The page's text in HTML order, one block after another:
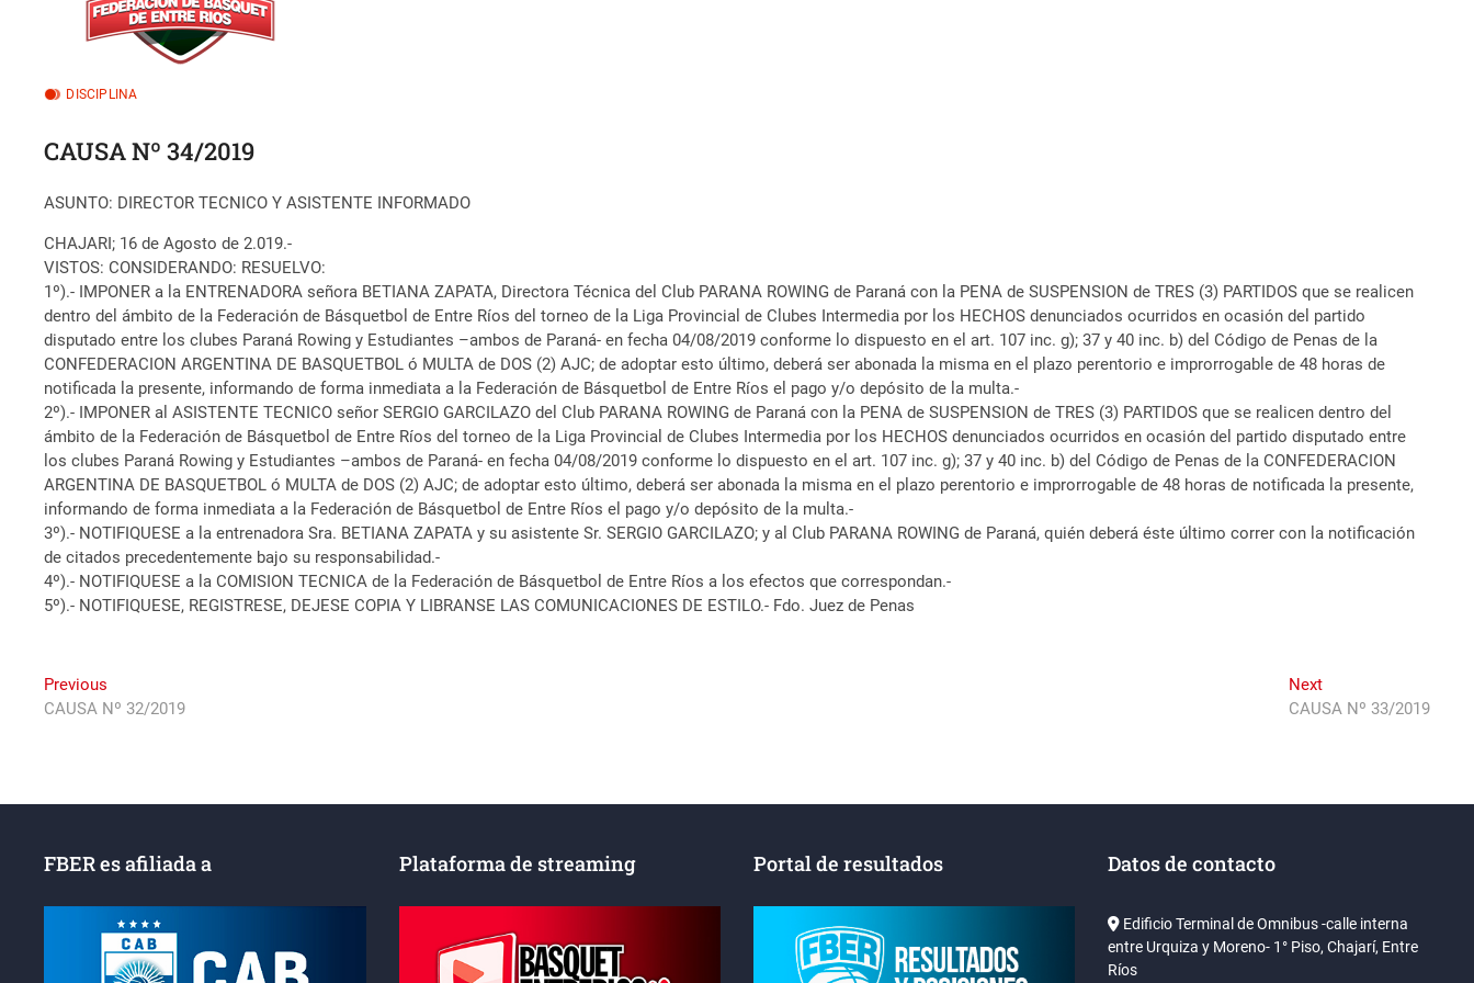
DISCIPLINA
CAUSA Nº 34/2019
ASUNTO: DIRECTOR TECNICO Y ASISTENTE INFORMADO
CHAJARI; 16 de Agosto de 2.019.-
VISTOS: CONSIDERANDO: RESUELVO:
1º).- IMPONER a la ENTRENADORA señora BETIANA ZAPATA, Directora Técnica del Club PARANA ROWING de Paraná con la PENA de SUSPENSION de TRES (3) PARTIDOS que se realicen
dentro del ámbito de la Federación de Básquetbol de Entre Ríos del torneo de la Liga Provincial de Clubes Intermedia por los HECHOS denunciados ocurridos en ocasión del partido
disputado entre los clubes Paraná Rowing y Estudiantes –ambos de Paraná- en fecha 04/08/2019 conforme lo dispuesto en el art. 107 inc. g); 37 y 40 inc. b) del Código de Penas de la
CONFEDERACION ARGENTINA DE BASQUETBOL ó MULTA de DOS (2) AJC; de adoptar esto último, deberá ser abonada la misma en el plazo perentorio e improrrogable de 48 horas de
notificada la presente, informando de forma inmediata a la Federación de Básquetbol de Entre Ríos el pago y/o depósito de la multa.-
2º).- IMPONER al ASISTENTE TECNICO señor SERGIO GARCILAZO del Club PARANA ROWING de Paraná con la PENA de SUSPENSION de TRES (3) PARTIDOS que se realicen dentro del
ámbito de la Federación de Básquetbol de Entre Ríos del torneo de la Liga Provincial de Clubes Intermedia por los HECHOS denunciados ocurridos en ocasión del partido disputado entre
los clubes Paraná Rowing y Estudiantes –ambos de Paraná- en fecha 04/08/2019 conforme lo dispuesto en el art. 107 inc. g); 37 y 40 inc. b) del Código de Penas de la CONFEDERACION
ARGENTINA DE BASQUETBOL ó MULTA de DOS (2) AJC; de adoptar esto último, deberá ser abonada la misma en el plazo perentorio e improrrogable de 48 horas de notificada la presente,
informando de forma inmediata a la Federación de Básquetbol de Entre Ríos el pago y/o depósito de la multa.-
3º).- NOTIFIQUESE a la entrenadora Sra. BETIANA ZAPATA y su asistente Sr. SERGIO GARCILAZO; y al Club PARANA ROWING de Paraná, quién deberá éste último correr con la notificación
de citados precedentemente bajo su responsabilidad.-
4º).- NOTIFIQUESE a la COMISION TECNICA de la Federación de Básquetbol de Entre Ríos a los efectos que correspondan.-
5º).- NOTIFIQUESE, REGISTRESE, DEJESE COPIA Y LIBRANSE LAS COMUNICACIONES DE ESTILO.- Fdo. Juez de Penas
Navegación
de
Previous
post:
CAUSA Nº 32/2019
NextNext
post:
CAUSA Nº 33/2019
FBER es afiliada a Plataforma de streaming Portal de resultados Datos de contacto
Edificio Terminal de Omnibus -calle interna
entre Urquiza y Moreno- 1° Piso, Chajarí, Entre
Ríos